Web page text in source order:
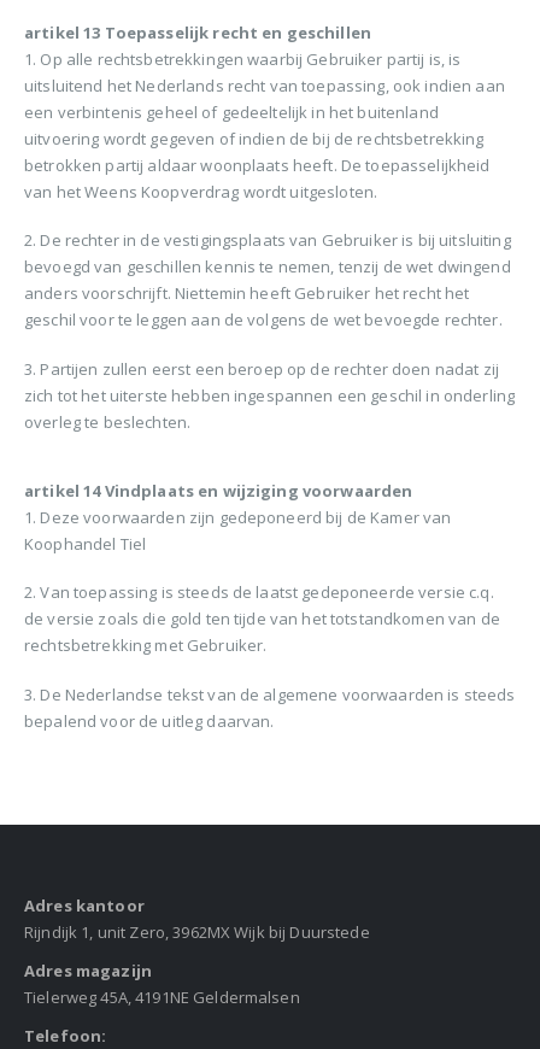
artikel 13 Toepasselijk recht en geschillen
1. Op alle rechtsbetrekkingen waarbij Gebruiker partij is, is
uitsluitend het Nederlands recht van toepassing, ook indien aan
een verbintenis geheel of gedeeltelijk in het buitenland
uitvoering wordt gegeven of indien de bij de rechtsbetrekking
betrokken partij aldaar woonplaats heeft. De toepasselijkheid
van het Weens Koopverdrag wordt uitgesloten.
2. De rechter in de vestigingsplaats van Gebruiker is bij uitsluiting
bevoegd van geschillen kennis te nemen, tenzij de wet dwingend
anders voorschrijft. Niettemin heeft Gebruiker het recht het
geschil voor te leggen aan de volgens de wet bevoegde rechter.
3. Partijen zullen eerst een beroep op de rechter doen nadat zij
zich tot het uiterste hebben ingespannen een geschil in onderling
overleg te beslechten.
artikel 14 Vindplaats en wijziging voorwaarden
1. Deze voorwaarden zijn gedeponeerd bij de Kamer van
Koophandel Tiel
2. Van toepassing is steeds de laatst gedeponeerde versie c.q.
de versie zoals die gold ten tijde van het totstandkomen van de
rechtsbetrekking met Gebruiker.
3. De Nederlandse tekst van de algemene voorwaarden is steeds
bepalend voor de uitleg daarvan.
Adres kantoor
Rijndijk 1, unit Zero, 3962MX Wijk bij Duurstede
Adres magazijn
Tielerweg 45A, 4191NE Geldermalsen
Telefoon: